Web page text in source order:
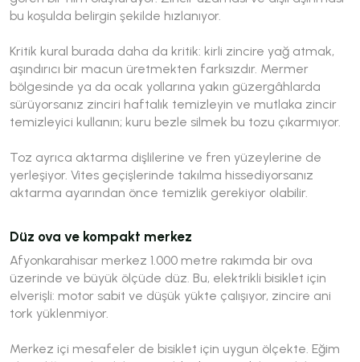
bu koşulda belirgin şekilde hızlanıyor.
Kritik kural burada daha da kritik: kirli zincire yağ atmak,
aşındırıcı bir macun üretmekten farksızdır. Mermer
bölgesinde ya da ocak yollarına yakın güzergâhlarda
sürüyorsanız zinciri haftalık temizleyin ve mutlaka zincir
temizleyici kullanın; kuru bezle silmek bu tozu çıkarmıyor.
Toz ayrıca aktarma dişlilerine ve fren yüzeylerine de
yerleşiyor. Vites geçişlerinde takılma hissediyorsanız
aktarma ayarından önce temizlik gerekiyor olabilir.
Düz ova ve kompakt merkez
Afyonkarahisar merkez 1.000 metre rakımda bir ova
üzerinde ve büyük ölçüde düz. Bu, elektrikli bisiklet için
elverişli: motor sabit ve düşük yükte çalışıyor, zincire ani
tork yüklenmiyor.
Merkez içi mesafeler de bisiklet için uygun ölçekte. Eğim